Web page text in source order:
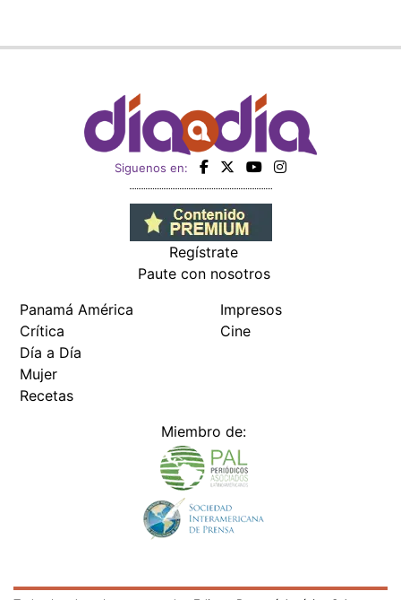
Siguenos en:
Regístrate
Paute con nosotros
Panamá América
Crítica
Día a Día
Mujer
Recetas
Impresos
Cine
Miembro de: